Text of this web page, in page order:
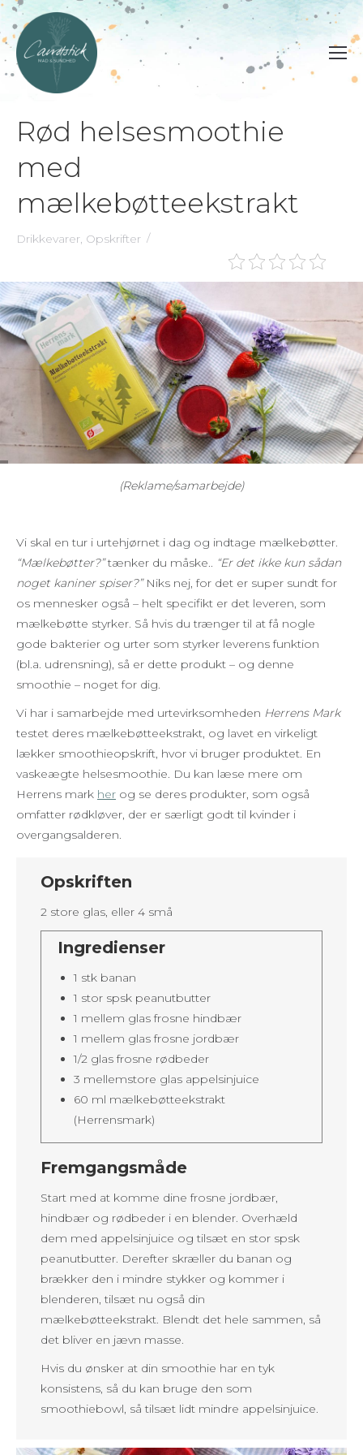
Rød helsesmoothie
med
mælkebøtteekstrakt
Drikkevarer, Opskrifter
(Reklame/samarbejde)
Vi skal en tur i urtehjørnet i dag og indtage mælkebøtter.
“Mælkebøtter?”tænker du måske.. “Er det ikke kun sådan
noget kaniner spiser?”Niks nej, for det er super sundt for
os mennesker også – helt specifikt er det leveren, som
mælkebøtte styrker. Så hvis du trænger til at få nogle
gode bakterier og urter som styrker leverens funktion
(bl.a. udrensning), så er dette produkt – og denne
smoothie – noget for dig.
Vi har i samarbejde med urtevirksomheden Herrens Mark
testet deres mælkebøtteekstrakt, og lavet en virkeligt
lækker smoothieopskrift, hvor vi bruger produktet. En
vaskeægte helsesmoothie. Du kan læse mere om
Herrens mark her og se deres produkter, som også
omfatter rødkløver, der er særligt godt til kvinder i
overgangsalderen.
Opskriften
2 store glas, eller 4 små
Ingredienser
1 stk banan
1 stor spsk peanutbutter
1 mellem glas frosne hindbær
1 mellem glas frosne jordbær
1/2 glas frosne rødbeder
3 mellemstore glas appelsinjuice
60 ml mælkebøtteekstrakt
(Herrensmark)
Fremgangsmåde
Start med at komme dine frosne jordbær,
hindbær og rødbeder i en blender. Overhæld
dem med appelsinjuice og tilsæt en stor spsk
peanutbutter. Derefter skræller du banan og
brækker den i mindre stykker og kommer i
blenderen, tilsæt nu også din
mælkebøtteekstrakt. Blendt det hele sammen, så
det bliver en jævn masse.
Hvis du ønsker at din smoothie har en tyk
konsistens, så du kan bruge den som
smoothiebowl, så tilsæt lidt mindre appelsinjuice.